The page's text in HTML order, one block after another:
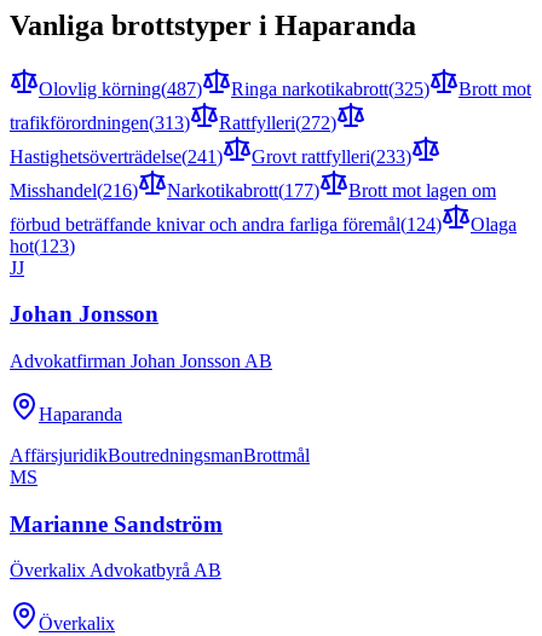
Vanliga brottstyper i Haparanda
Olovlig körning(487) Ringa narkotikabrott(325)
Brott mot
trafikförordningen(313) Rattfylleri(272)
Hastighetsöverträdelse(241) Grovt rattfylleri(233)
Misshandel(216) Narkotikabrott(177)
Brott mot lagen om
förbud beträffande knivar och andra farliga föremål(124)
Olaga
hot(123)
JJ
Johan Jonsson
Advokatfirman Johan Jonsson AB
Haparanda
AffärsjuridikBoutredningsmanBrottmål
MS
Marianne Sandström
Överkalix Advokatbyrå AB
Överkalix